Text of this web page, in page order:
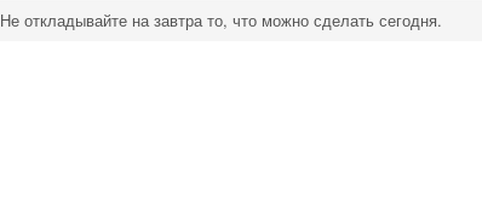
Не откладывайте на завтра то, что можно сделать сегодня.